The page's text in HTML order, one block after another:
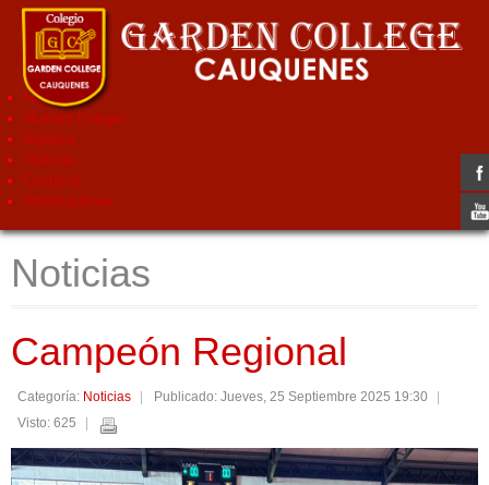
Home
Nuestro Colegio
Equipos
Noticias
Contacto
Informaciones
Noticias
Campeón Regional
Categoría: Noticias
Publicado: Jueves, 25 Septiembre 2025 19:30
Visto: 625